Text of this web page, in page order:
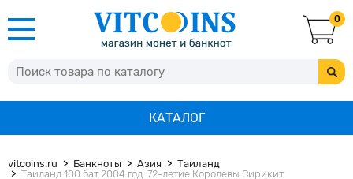
0
КАТАЛОГ
vitcoins.ru Банкноты Азия
Таиланд
Таиланд 100 бат 2004 год. 72-летие Королевы Сирикит